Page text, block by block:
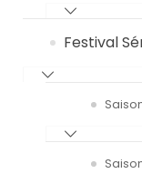
Festival